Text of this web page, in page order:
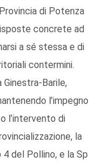
di Potenza
concrete ad
a sé stessa e di
contermini.
Barile,
l’impegno
l’intervento di
la
4 del Pollino, e la Sp